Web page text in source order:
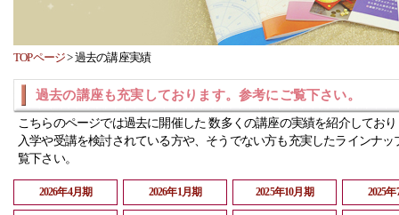
TOPページ>過去の講座実績
過去の講座も充実しております。参考にご覧下さい。
こちらのページでは過去に開催した 数多くの講座の実績を紹介してお
入学や受講を検討されている方や、そうでない方も充実したラインナッ
覧下さい。
2026年4月期 2026年1月期 2025年10月期 2025